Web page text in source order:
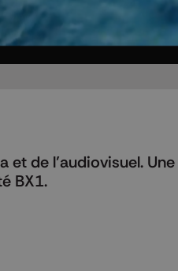
de l’audiovisuel.
BX1.